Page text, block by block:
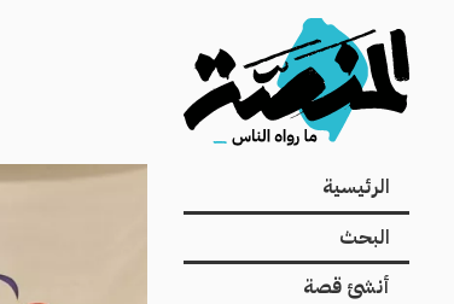
Main
navigation
الرئيسية
البحث
أنشئ قصة